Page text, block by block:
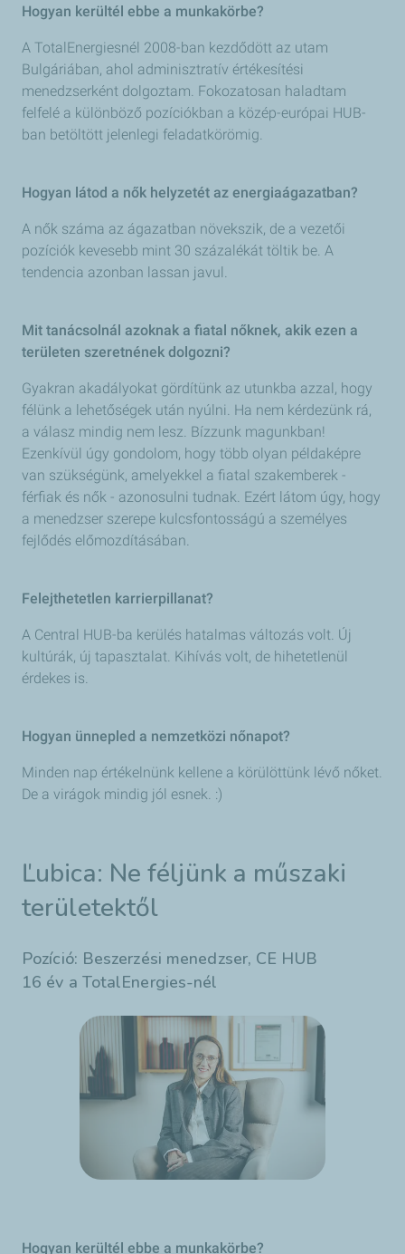
Hogyan kerültél ebbe a munkakörbe?
A TotalEnergiesnél 2008-ban kezdődött az utam
Bulgáriában, ahol adminisztratív értékesítési
menedzserként dolgoztam. Fokozatosan haladtam
felfelé a különböző pozíciókban a közép-európai HUB-
ban betöltött jelenlegi feladatkörömig.
Hogyan látod a nők helyzetét az energiaágazatban?
A nők száma az ágazatban növekszik, de a vezetői
pozíciók kevesebb mint 30 százalékát töltik be. A
tendencia azonban lassan javul.
Mit tanácsolnál azoknak a fiatal nőknek, akik ezen a
területen szeretnének dolgozni?
Gyakran akadályokat gördítünk az utunkba azzal, hogy
félünk a lehetőségek után nyúlni. Ha nem kérdezünk rá,
a válasz mindig nem lesz. Bízzunk magunkban!
Ezenkívül úgy gondolom, hogy több olyan példaképre
van szükségünk, amelyekkel a fiatal szakemberek -
férfiak és nők - azonosulni tudnak. Ezért látom úgy, hogy
a menedzser szerepe kulcsfontosságú a személyes
fejlődés előmozdításában.
Felejthetetlen karrierpillanat?
A Central HUB-ba kerülés hatalmas változás volt. Új
kultúrák, új tapasztalat. Kihívás volt, de hihetetlenül
érdekes is.
Hogyan ünnepled a nemzetközi nőnapot?
Minden nap értékelnünk kellene a körülöttünk lévő nőket.
De a virágok mindig jól esnek. :)
Ľubica: Ne féljünk a műszaki
területektől
Pozíció: Beszerzési menedzser, CE HUB
16 év a TotalEnergies-nél
Hogyan kerültél ebbe a munkakörbe?